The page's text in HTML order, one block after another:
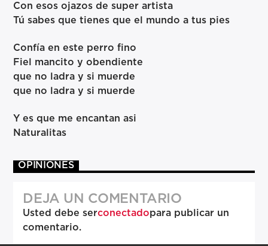
Con esos ojazos de super artista
Tú sabes que tienes que el mundo a tus pies
Confía en este perro fino
Fiel mancito y obendiente
que no ladra y si muerde
que no ladra y si muerde
Y es que me encantan asi
Naturalitas
OPINIONES
DEJA UN COMENTARIO
Usted debe serconectadopara publicar un
comentario.